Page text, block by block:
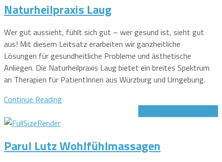
Naturheilpraxis Laug
Wer gut aussieht, fühlt sich gut – wer gesund ist, sieht gut
aus! Mit diesem Leitsatz erarbeiten wir ganzheitliche
Lösungen für gesundheitliche Probleme und ästhetische
Anliegen. Die Naturheilpraxis Laug bietet ein breites Spektrum
an Therapien für PatientInnen aus Würzburg und Umgebung.
Continue Reading
Parul Lutz Wohlfühlmassagen